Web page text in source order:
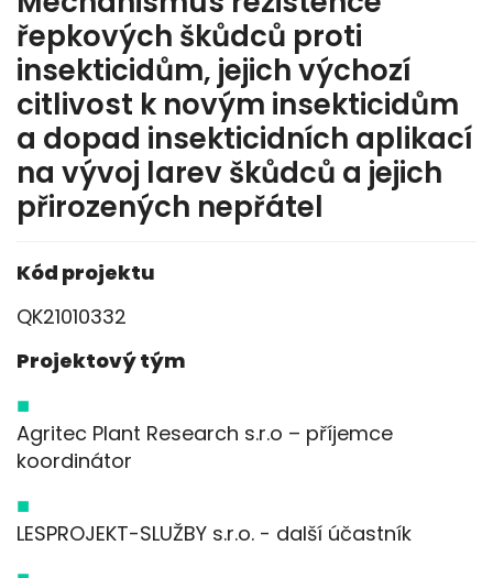
řepkových škůdců proti
insekticidům, jejich výchozí
citlivost k novým insekticidům
a dopad insekticidních aplikací
na vývoj larev škůdců a jejich
přirozených nepřátel
Kód projektu
QK21010332
Projektový tým
Agritec Plant Research s.r.o – příjemce
koordinátor
LESPROJEKT-SLUŽBY s.r.o. - další účastník